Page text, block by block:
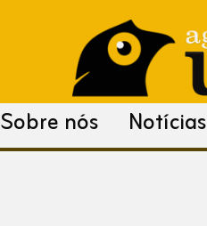
Sobre nós Notícias